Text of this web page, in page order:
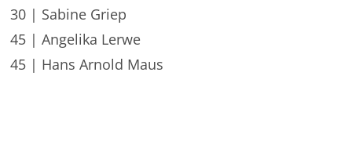
30 | Sabine Griep
45 | Angelika Lerwe
45 | Hans Arnold Maus